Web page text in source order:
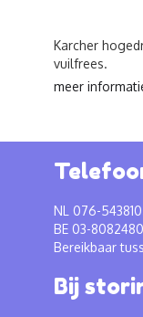
Karcher
vuilfrees.
meer
NL 076-
BE 03-8082480
Bereikbaar
Bij